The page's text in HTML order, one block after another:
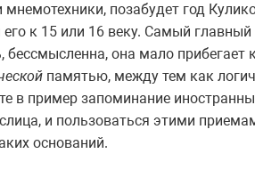
позабудет год
его к 15 или 16 веку. Самый
бессмысленна, она мало
памятью, между тем как
в пример запоминание
и пользоваться этими
оснований.